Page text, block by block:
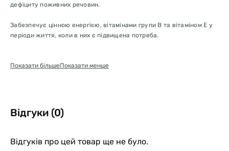
дефіциту поживних речовин.
Забезпечує цінною енергією, вітамінами групи В та вітаміном Е у
періоди життя, коли в них є підвищена потреба.
фазі одужання стимулює апетит, у ослаблених тварин знову
виникнути через звичайний раціон.
підвищення життєвої енергії, продуктивності та гарного
самопочуття!
Показати більшеПоказати менше
Відгуки (0)
Відгуків про цей товар ще не було.